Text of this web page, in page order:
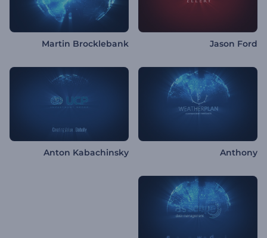
Jason Ford
Martin Brocklebank
Anthony
Anton Kabachinsky